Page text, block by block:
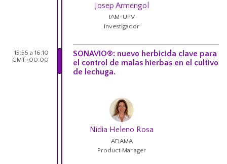
Josep Armengol
IAM-UPV
Investigador
15:55 a 16:10
GMT+00:00
SONAVIO®: nuevo herbicida clave para
el control de malas hierbas en el cultivo
de lechuga.
Nídia Heleno Rosa
ADAMA
Product Manager